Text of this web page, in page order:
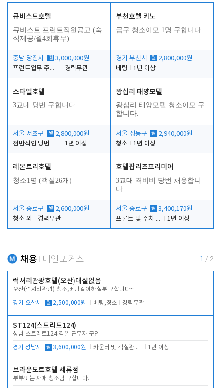
큐비스트호텔
큐비스트 프런트직원공고 (숙
식제공/월4회휴무)
충남 당진시 월 3,000,000원
프런트업무 주간, 야간
경력무관
부천호텔 키노
급구 청소이모 1명 구합니다.
경기 부천시 월 2,800,000원
베팅
1년 이상
스타일호텔
3교대 당번 구합니다.
서울 서초구 월 2,800,000원
전반적인 당번업무
1년 이상
왕십리 태양모텔
왕십리 태양모텔 청소이모 구
합니다.
서울 성동구 월 2,940,000원
청소
1년 이상
레몬트리호텔
청소1명 (객실26개)
서울 종로구 월 2,600,000원
청소 외
경력무관
호텔팝리즈프리미어
3교대 격비비 당번 채용합니
다.
서울 종로구 월 3,400,170원
프론트 및 주차 객실관리
1년 이상
채용 메인포커스 1 / 2
럭셔리관광호텔(오산)대실없음
오산(럭셔리관광) 청소,베팅같이하실분 구합니다~
경기 오산시 월 2,500,000원 베팅,청소 경력무관
ST124(스트리트124)
성남 스트리트124 격일 근무자 구인
경기 성남시 월 3,600,000원 카운터 및 객실관리 전반 1년 이상
브라운도트호텔 세류점
부부또는 자매 청소팀 구합니다.